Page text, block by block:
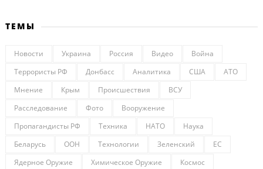
ТЕМЫ
Новости Украина Россия Видео
Война
Террористы РФ
Донбасс Аналитика США
АТО
Мнение
Крым Происшествия
ВСУ
Расследование
Фото
Вооружение
Пропагандисты РФ
Техника НАТО
Наука
Беларусь
ООН Технологии Зеленский
ЕС
Ядерное Оружие
Химическое Оружие Космос